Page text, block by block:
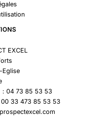
EXCEL
: 04 73 85 53 53
33 473 85 53 53